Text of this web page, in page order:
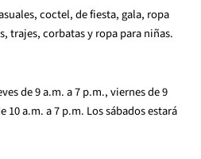
coctel, de fiesta, gala, ropa
trajes, corbatas y ropa para niñas.
de 9 a.m. a 7 p.m., viernes de 9
a.m. a 7 p.m. Los sábados estará